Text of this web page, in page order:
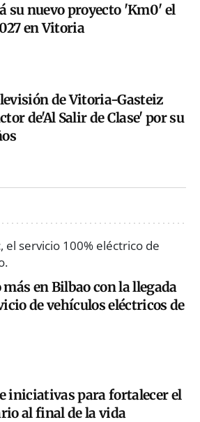
su nuevo proyecto 'Km0' el
en Vitoria
de Vitoria-Gasteiz
de'Al Salir de Clase' por su
en Bilbao con la llegada
de vehículos eléctricos de
iniciativas para fortalecer el
al final de la vida